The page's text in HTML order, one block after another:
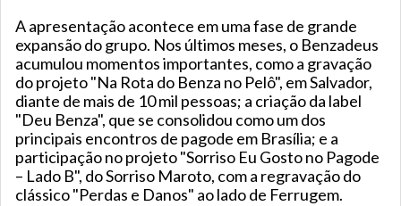
A apresentação acontece em uma fase de grande
expansão do grupo. Nos últimos meses, o Benzadeus
acumulou momentos importantes, como a gravação
do projeto "Na Rota do Benza no Pelô", em Salvador,
diante de mais de 10 mil pessoas; a criação da label
"Deu Benza", que se consolidou como um dos
principais encontros de pagode em Brasília; e a
participação no projeto "Sorriso Eu Gosto no Pagode
– Lado B", do Sorriso Maroto, com a regravação do
clássico "Perdas e Danos" ao lado de Ferrugem.